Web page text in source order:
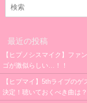
最近の投稿
【ヒプノシスマイク】ファ
ゴが激似らしい…！！
【ヒプマイ】5thライブの
決定！聴いておくべき曲は